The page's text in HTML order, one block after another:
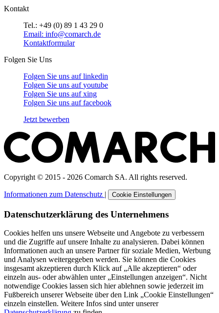
Kontakt
Tel.: +49 (0) 89 1 43 29 0
Email: info@comarch.de
Kontaktformular
Folgen Sie Uns
Folgen Sie uns auflinkedin
Folgen Sie uns aufyoutube
Folgen Sie uns aufxing
Folgen Sie uns auffacebook
Jetzt bewerben
Copyright © 2015 - 2026 Comarch SA. All rights reserved.
Informationen zum Datenschutz | Cookie Einstellungen
Datenschutzerklärung des Unternehmens
Cookies helfen uns unsere Webseite und Angebote zu verbessern
und die Zugriffe auf unsere Inhalte zu analysieren. Dabei können
Informationen auch an unsere Partner für soziale Medien, Werbung
und Analysen weitergegeben werden. Sie können die Cookies
insgesamt akzeptieren durch Klick auf „Alle akzeptieren“ oder
einzeln aus- oder abwählen unter „Einstellungen anzeigen“. Nicht
notwendige Cookies lassen sich hier ablehnen sowie jederzeit im
Fußbereich unserer Webseite über den Link „Cookie Einstellungen“
einzeln einstellen. Weitere Infos sind unter unserer